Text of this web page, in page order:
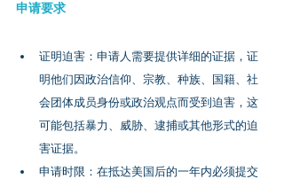
申请要求
证明迫害：申请人需要提供详细的证据，证
明他们因政治信仰、宗教、种族、国籍、社
会团体成员身份或政治观点而受到迫害，这
可能包括暴力、威胁、逮捕或其他形式的迫
害证据。
申请时限：在抵达美国后的一年内必须提交